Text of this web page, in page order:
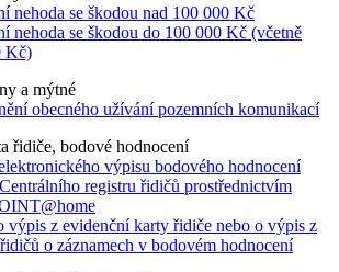
nehoda se škodou nad 100 000 Kč
nehoda se škodou do 100 000 Kč (včetně
Kč)
a mýtné
obecného užívání pozemních komunikací
řidiče, bodové hodnocení
výpisu bodového hodnocení
registru řidičů prostřednictvím
výpis z evidenční karty řidiče nebo o výpis z
o záznamech v bodovém hodnocení